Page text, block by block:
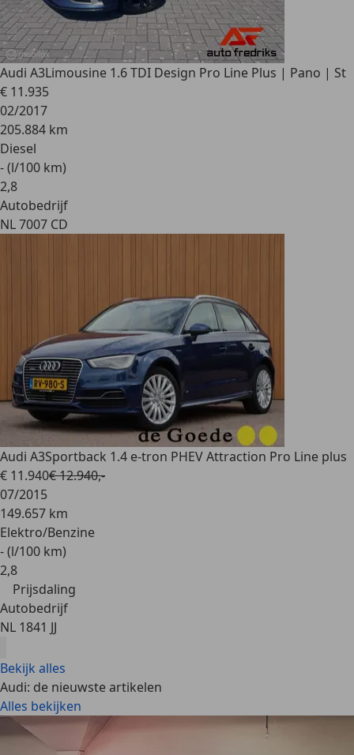
Audi A3Limousine 1.6 TDI Design Pro Line Plus | Pano | St
€ 11.935
02/2017
205.884 km
Diesel
- (l/100 km)
2,8
Autobedrijf
NL 7007 CD
Audi A3Sportback 1.4 e-tron PHEV Attraction Pro Line plus
€ 11.940€ 12.940,-
07/2015
149.657 km
Elektro/Benzine
- (l/100 km)
2,8
Prijsdaling
Autobedrijf
NL 1841 JJ
Bekijk alles
Audi: de nieuwste artikelen
Alles bekijken